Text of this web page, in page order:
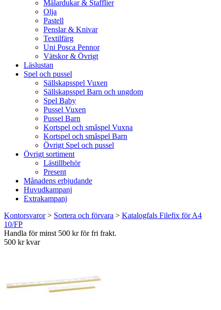
Målardukar & Stafflier
Olja
Pastell
Penslar & Knivar
Textilfärg
Uni Posca Pennor
Vätskor & Övrigt
Läslustan
Spel och pussel
Sällskapsspel Vuxen
Sällskapsspel Barn och ungdom
Spel Baby
Pussel Vuxen
Pussel Barn
Kortspel och småspel Vuxna
Kortspel och småspel Barn
Övrigt Spel och pussel
Övrigt sortiment
Lästillbehör
Present
Månadens erbjudande
Huvudkampanj
Extrakampanj
Kontorsvaror> Sortera och förvara > Katalogfals Filefix för A4
10/FP
Handla för minst 500 kr för fri frakt.
500 kr kvar